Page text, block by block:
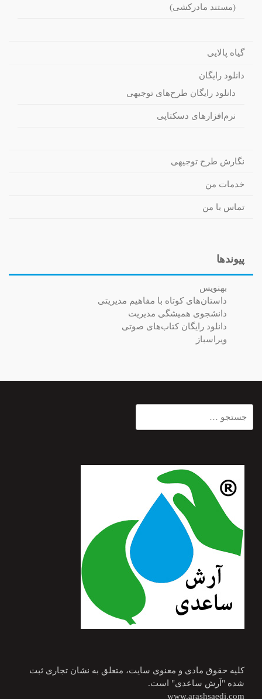
(مستند مادرکشی)
گیاه پالایی
دانلود رایگان
دانلود رایگان طرح‌های توجیهی
نرم‌افزارهای دسکتاپی
نگارش طرح توجیهی
خدمات من
تماس با من
پیوندها
بهنویس
داستان‌های کوتاه با مفاهیم مدیریتی
دانشجوی همیشگی مدیریت
دانلود رایگان کتاب‌های صوتی
ویراسباز
برای:
کلیه حقوق مادی و معنوی سایت، متعلق به نشان تجاری ثبت
شده "آرش ساعدی" است.
www.arashsaedi.com